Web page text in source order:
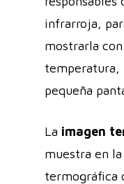
infrarroja,
mostrarla
temperatura,
pequeña
La imagen
muestra en
termográfica